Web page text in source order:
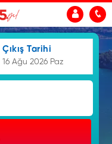
Çıkış Tarihi